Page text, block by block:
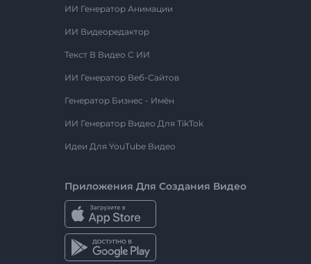
ИИ Генератор Анимации
ИИ Видеоредактор
Текст В Видео С ИИ
ИИ Генератор Веб-Сайтов
Генератор Бизнес - Имён
ИИ Генератор Видео Для TikTok
Идеи Для YouTube Видео
Приложения Для Создания Видео